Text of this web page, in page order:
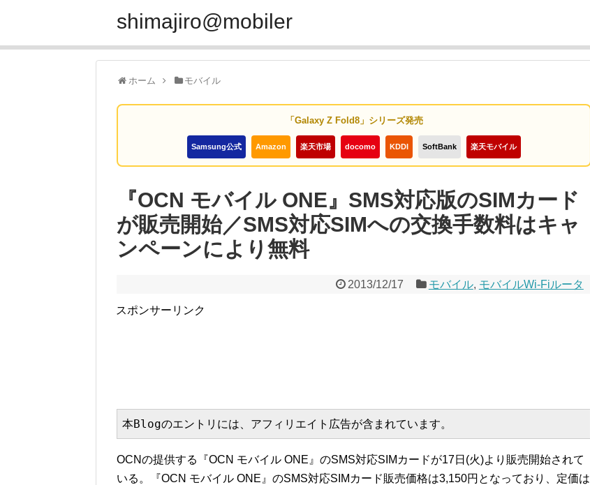
shimajiro@mobiler
ホーム モバイル
「Galaxy Z Fold8」シリーズ発売
Samsung公式 Amazon 楽天市場 docomo KDDI SoftBank 楽天モバイル
『OCN モバイル ONE』SMS対応版のSIMカード
が販売開始／SMS対応SIMへの交換手数料はキャ
ンペーンにより無料
2013/12/17 モバイル, モバイルWi-Fiルータ
スポンサーリンク
本Blogのエントリには、アフィリエイト広告が含まれています。
OCNの提供する『OCN モバイル ONE』のSMS対応SIMカードが17日(火)より販売開始されて
いる。『OCN モバイル ONE』のSMS対応SIMカード販売価格は3,150円となっており、定価は